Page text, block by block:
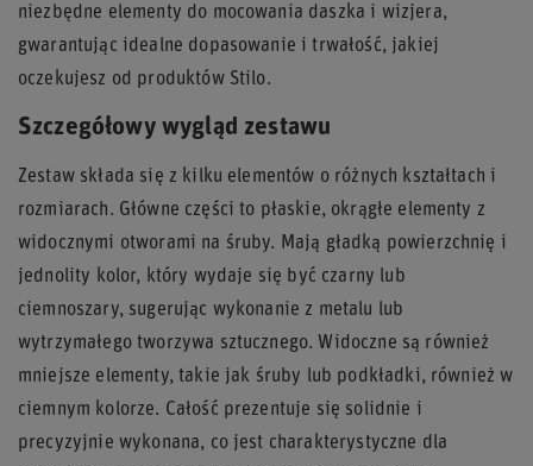
niezbędne elementy do mocowania daszka i wizjera,
gwarantując idealne dopasowanie i trwałość, jakiej
oczekujesz od produktów Stilo.
Szczegółowy wygląd zestawu
Zestaw składa się z kilku elementów o różnych kształtach i
rozmiarach. Główne części to płaskie, okrągłe elementy z
widocznymi otworami na śruby. Mają gładką powierzchnię i
jednolity kolor, który wydaje się być czarny lub
ciemnoszary, sugerując wykonanie z metalu lub
wytrzymałego tworzywa sztucznego. Widoczne są również
mniejsze elementy, takie jak śruby lub podkładki, również w
ciemnym kolorze. Całość prezentuje się solidnie i
precyzyjnie wykonana, co jest charakterystyczne dla